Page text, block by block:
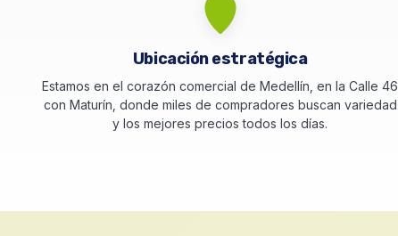
Ubicación estratégica
Estamos en el corazón comercial de Medellín, en la Calle 46
con Maturín, donde miles de compradores buscan variedad
y los mejores precios todos los días.